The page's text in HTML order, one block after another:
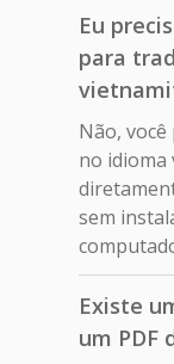
Eu
para
Não,
no
sem
Existe
um PDF